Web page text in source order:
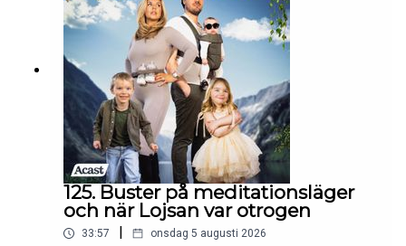
125. Buster på meditationsläger
och när Lojsan var otrogen
33:57 onsdag 5 augusti 2026